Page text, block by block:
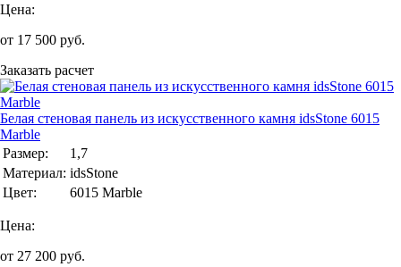
Цена:
от 17 500 руб.
Заказать расчет
Белая стеновая панель из искусственного камня idsStone 6015
Marble
Размер:
1,7
Материал: idsStone
Цвет:
6015 Marble
Цена:
от 27 200 руб.